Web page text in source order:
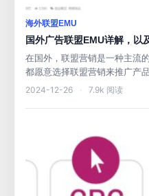
海外联盟EMU
国外广告联盟EMU详解，以
在国外，联盟营销是一种主流
都愿意选择联盟营销来推广产
2024-12-26 · 7.9k 阅读